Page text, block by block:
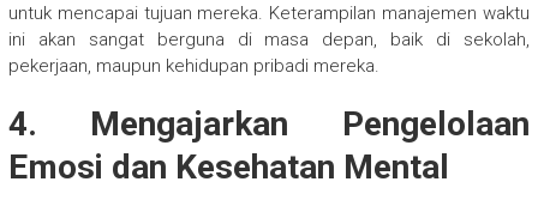
untuk mencapai tujuan mereka. Keterampilan manajemen waktu
ini akan sangat berguna di masa depan, baik di sekolah,
pekerjaan, maupun kehidupan pribadi mereka.
4. Mengajarkan Pengelolaan
Emosi dan Kesehatan Mental